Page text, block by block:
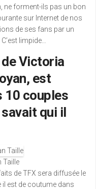
ne forment-ils pas un bon
sur Internet de nos
de ses fans par un
limpide…
Victoria
est
10 couples
qui il
Taille
de TFX sera diffusée le
il est de coutume dans